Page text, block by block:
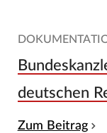
deutschen
Zum Beitrag